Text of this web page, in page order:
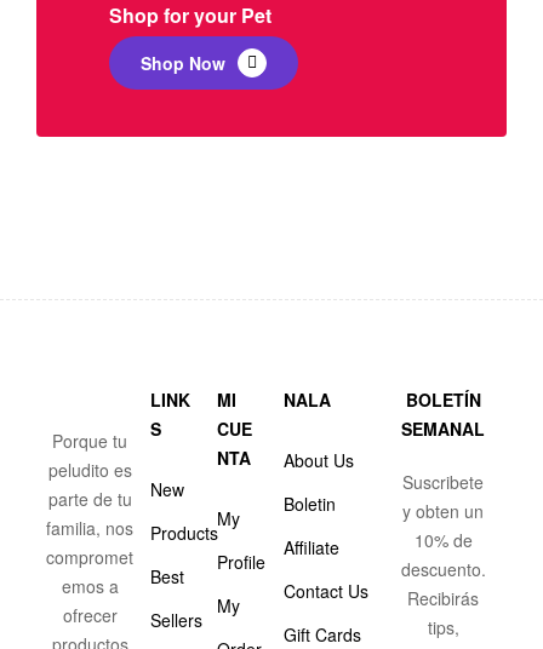
Shop for your Pet
Shop Now
Porque tu
peludito es
parte de tu
familia, nos
compromet
emos a
ofrecer
LINK
S
New
Products
Best
Sellers
MI
CUE
NTA
My
Profile
My
NALA
About Us
Boletin
Affiliate
Contact Us
Gift Cards
BOLETÍN
SEMANAL
Suscribete
y obten un
10% de
descuento.
Recibirás
tips,